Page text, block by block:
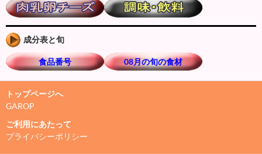
成分表と旬
食品番号 08月の旬の食材
トップページへ
GAROP
ご利用にあたって
プライバシーポリシー